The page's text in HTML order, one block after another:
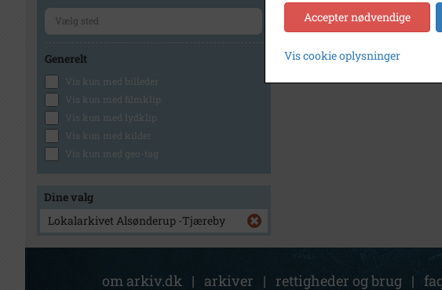
Generelt
Vis kun med billeder
Vis kun med filmklip
Vis kun med lydklip
Vis kun med kilder
Vis kun med geo-tag
Dine valg
Lokalarkivet Alsønderup -Tjæreby
om arkiv.dk | arkiver | rettigheder og brug |
Accepter nødvendige
Vis cookie oplysninger